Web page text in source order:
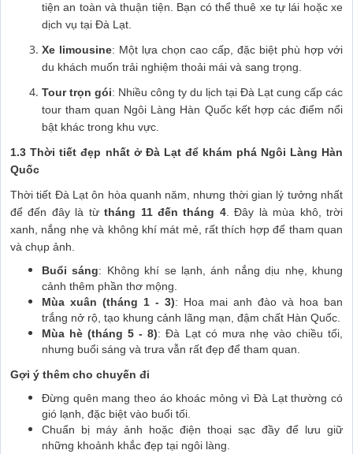
tiện an toàn và thuận tiện. Bạn có thể thuê xe tự lái hoặc xe
dịch vụ tại Đà Lạt.
Xe limousine: Một lựa chọn cao cấp, đặc biệt phù hợp với
du khách muốn trải nghiệm thoải mái và sang trọng.
Tour trọn gói: Nhiều công ty du lịch tại Đà Lạt cung cấp các
tour tham quan Ngôi Làng Hàn Quốc kết hợp các điểm nổi
bật khác trong khu vực.
1.3 Thời tiết đẹp nhất ở Đà Lạt để khám phá Ngôi Làng Hàn
Quốc
Thời tiết Đà Lạt ôn hòa quanh năm, nhưng thời gian lý tưởng nhất
để đến đây là từtháng 11 đến tháng 4. Đây là mùa khô, trời
xanh, nắng nhẹ và không khí mát mẻ, rất thích hợp để tham quan
và chụp ảnh.
Buổi sáng: Không khí se lạnh, ánh nắng dịu nhẹ, khung
cảnh thêm phần thơ mộng.
Mùa xuân (tháng 1 - 3): Hoa mai anh đào và hoa ban
trắng nở rộ, tạo khung cảnh lãng mạn, đậm chất Hàn Quốc.
Mùa hè (tháng 5 - 8): Đà Lạt có mưa nhẹ vào chiều tối,
nhưng buổi sáng và trưa vẫn rất đẹp để tham quan.
Gợi ý thêm cho chuyến đi
Đừng quên mang theo áo khoác mỏng vì Đà Lạt thường có
gió lạnh, đặc biệt vào buổi tối.
Chuẩn bị máy ảnh hoặc điện thoại sạc đầy để lưu giữ
những khoảnh khắc đẹp tại ngôi làng.